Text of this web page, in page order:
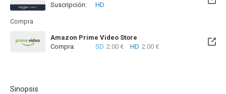
Suscripción:
HD
Compra
Amazon Prime Video Store
Compra:
SD 2.00 € HD 2.00 €
Sinopsis